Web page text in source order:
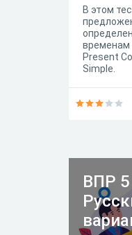
В этом
временам
Present
Simple.
ВПР 5